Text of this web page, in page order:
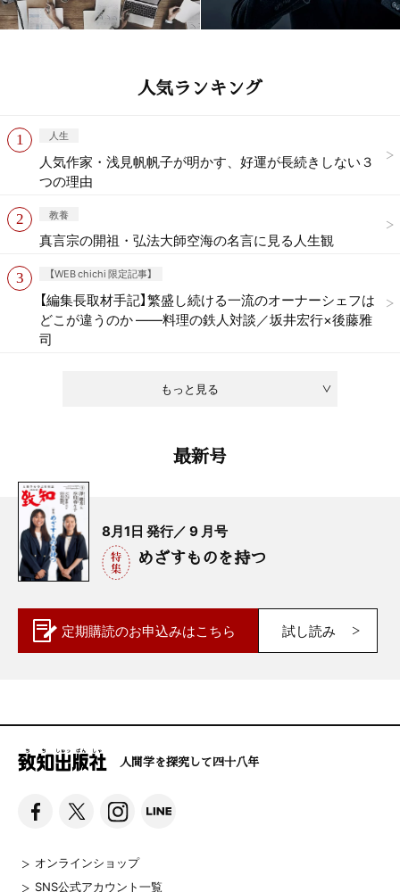
人気ランキング
もっと見る
人生
人気作家・浅見帆帆子が明かす、好運が長続きしない３
つの理由
教養
真言宗の開祖・弘法大師空海の名言に見る人生観
【WEB chichi 限定記事】
【編集長取材手記】繁盛し続ける一流のオーナーシェフは
どこが違うのか ——料理の鉄人対談／坂井宏行×後藤雅
司
最新号
8月1日 発行／ 9 月号
めざすものを持つ
定期購読のお申込みはこちら 試し読み
人間学を探究して四十八年
オンラインショップ
SNS公式アカウント一覧